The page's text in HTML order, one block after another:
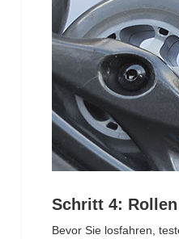
Schritt 4:
Bevor Sie losfahren,